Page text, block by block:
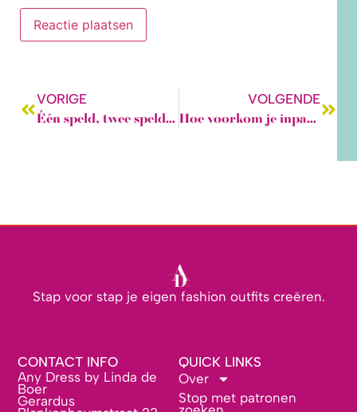
VORIGE
Één speld, twee spelden, hoeveel spelden gebruik jij?
VOLGENDE
Hoe voorkom je inpakstress van de vakantiekoffer?
Stap voor stap je eigen fashion outfits creëren.
CONTACT INFO
Any Dress by Linda de
Boer
Gerardus
QUICK LINKS
Over
Stop met patronen